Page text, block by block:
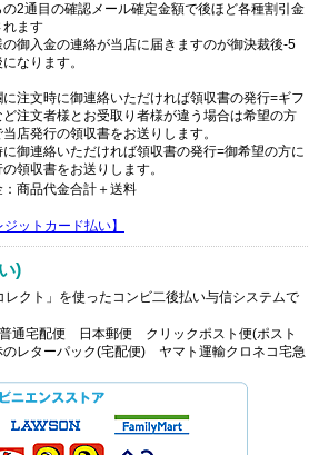
の2通目の確認メール確定金額で後ほど各種割引金
れます
御入金の連絡が当店に届きますのが御決裁後-5
なります。
注文時に御連絡いただければ領収書の発行=ギフ
ど注文者様とお受取り者様が違う場合は希望の方
店発行の領収書をお送りします。
御連絡いただければ領収書の発行=御希望の方に
領収書をお送りします。
：商品代金合計＋送料
ットカード払い】
)
クト」を使ったコンビ二後払い与信システムで
普通宅配便 日本郵便 クリックポスト便(ポスト
レターパック(宅配便) ヤマト運輸クロネコ宅急